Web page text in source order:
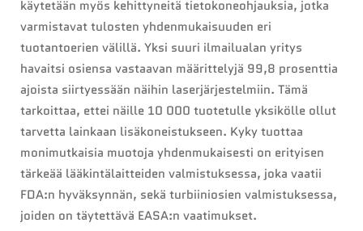
käytetään myös kehittyneitä tietokoneohjauksia, jotka
varmistavat tulosten yhdenmukaisuuden eri
tuotantoerien välillä. Yksi suuri ilmailualan yritys
havaitsi osiensa vastaavan määrittelyjä 99,8 prosenttia
ajoista siirtyessään näihin laserjärjestelmiin. Tämä
tarkoittaa, ettei näille 10 000 tuotetulle yksikölle ollut
tarvetta lainkaan lisäkoneistukseen. Kyky tuottaa
monimutkaisia muotoja yhdenmukaisesti on erityisen
tärkeää lääkintälaitteiden valmistuksessa, joka vaatii
FDA:n hyväksynnän, sekä turbiiniosien valmistuksessa,
joiden on täytettävä EASA:n vaatimukset.